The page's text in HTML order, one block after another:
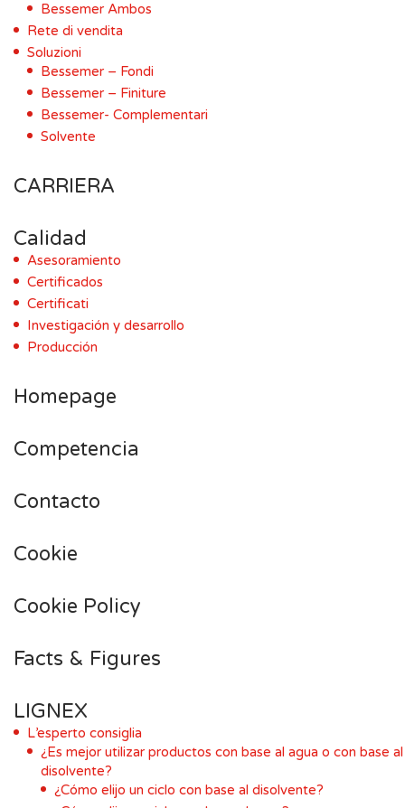
Bessemer Ambos
Rete di vendita
Soluzioni
Bessemer – Fondi
Bessemer – Finiture
Bessemer- Complementari
Solvente
CARRIERA
Calidad
Asesoramiento
Certificados
Certificati
Investigación y desarrollo
Producción
Homepage
Competencia
Contacto
Cookie
Cookie Policy
Facts & Figures
LIGNEX
L’esperto consiglia
¿Es mejor utilizar productos con base al agua o con base al
disolvente?
¿Cómo elijo un ciclo con base al disolvente?